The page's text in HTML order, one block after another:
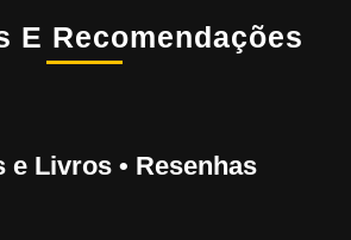
E Recomendações
e Livros • Resenhas